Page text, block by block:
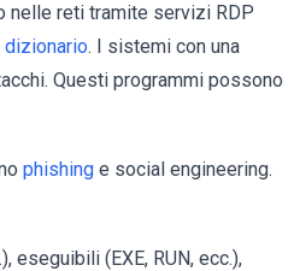
nelle reti tramite servizi RDP
dizionario. I sistemi con una
Questi programmi possono
phishing e social engineering.
eseguibili (EXE, RUN, ecc.),